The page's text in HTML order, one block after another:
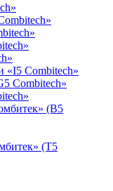
«I5 Combitech»
Combitech»
(B5
(T5